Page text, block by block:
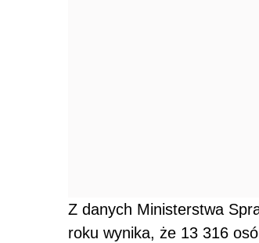
Z danych Ministerstwa
roku wynika, że 13 316